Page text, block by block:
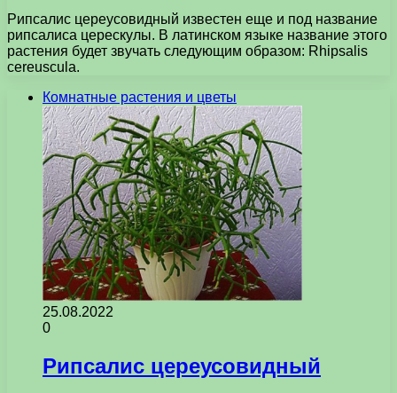
Рипсалис цереусовидный известен еще и под название
рипсалиса церескулы. В латинском языке название этого
растения будет звучать следующим образом: Rhipsalis
cereuscula.
Комнатные растения и цветы
25.08.2022
0
Рипсалис цереусовидный